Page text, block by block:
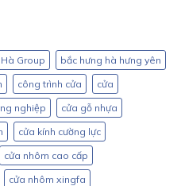
Group
bắc hưng hà hưng yên
công trình cửa
cửa
nghiệp
cửa gỗ nhựa
cửa kính cường lực
cửa nhôm cao cấp
cửa nhôm xingfa